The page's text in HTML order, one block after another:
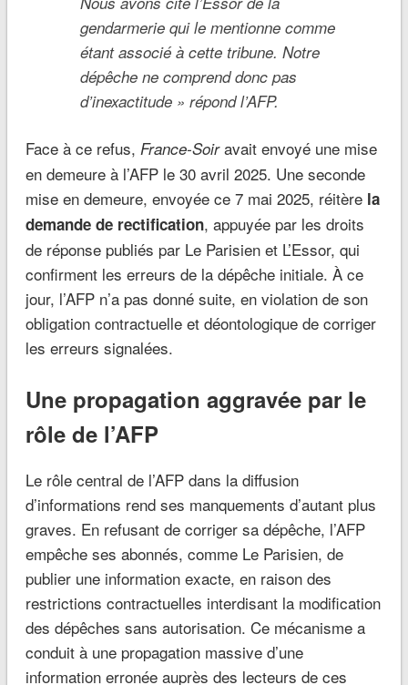
gendarmerie qui le mentionne comme
étant associé à cette tribune. Notre
dépêche ne comprend donc pas
d’inexactitude » répond l’AFP.
Face à ce refus, France-Soiravait envoyé une mise
en demeure à l’AFP le 30 avril 2025. Une seconde
mise en demeure, envoyée ce 7 mai 2025, réitère la
demande de rectification, appuyée par les droits
de réponse publiés par Le Parisien et L’Essor, qui
confirment les erreurs de la dépêche initiale. À ce
jour, l’AFP n’a pas donné suite, en violation de son
obligation contractuelle et déontologique de corriger
les erreurs signalées.
Une propagation aggravée par le
rôle de l’AFP
Le rôle central de l’AFP dans la diffusion
d’informations rend ses manquements d’autant plus
graves. En refusant de corriger sa dépêche, l’AFP
empêche ses abonnés, comme Le Parisien, de
publier une information exacte, en raison des
restrictions contractuelles interdisant la modification
des dépêches sans autorisation. Ce mécanisme a
conduit à une propagation massive d’une
information erronée auprès des lecteurs de ces